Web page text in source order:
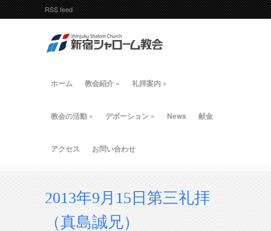
RSS feed
ホーム 教会紹介 » 礼拝案内 »
教会の活動 » デボーション » News 献金
アクセス お問い合わせ
2013年9月15日第三礼拝
（真島誠兄）